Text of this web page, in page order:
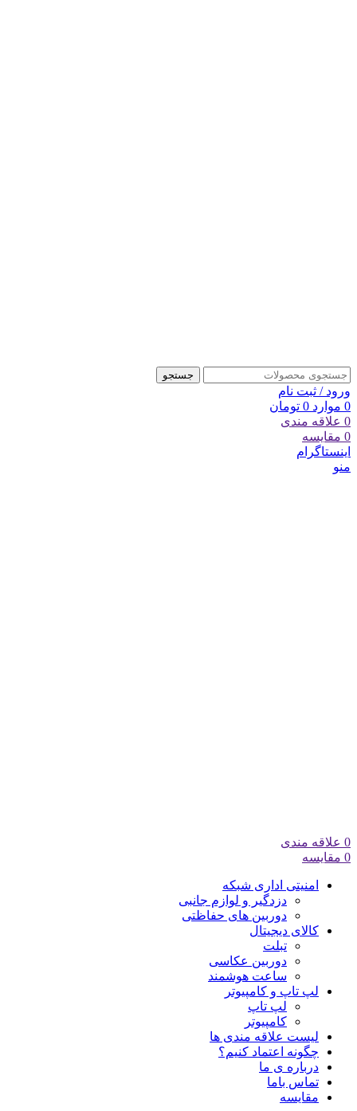
جستجو
ورود / ثبت نام
0 موارد 0 تومان
0 علاقه مندی
0 مقایسه
اینستاگرام
منو
0 علاقه مندی
0 مقایسه
امنیتی اداری شبکه
دزدگیر و لوازم جانبی
دوربین های حفاظتی
کالای دیجیتال
تبلت
دوربین عکاسی
ساعت هوشمند
لپ تاپ و کامپیوتر
لپ تاپ
کامپیوتر
لیست علاقه مندی ها
چگونه اعتماد کنیم؟
درباره ی ما
تماس باما
مقایسه